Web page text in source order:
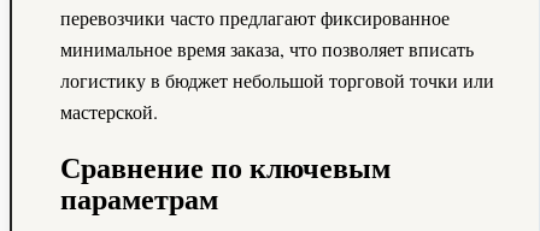
перевозчики часто предлагают фиксированное
минимальное время заказа, что позволяет вписать
логистику в бюджет небольшой торговой точки или
мастерской.
Сравнение по ключевым
параметрам